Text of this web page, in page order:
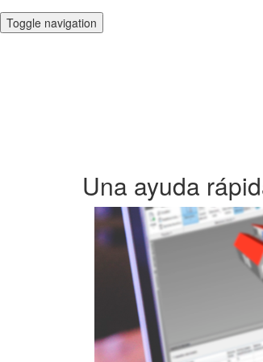
Toggle navigation
Una ayuda